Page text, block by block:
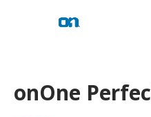
onOne